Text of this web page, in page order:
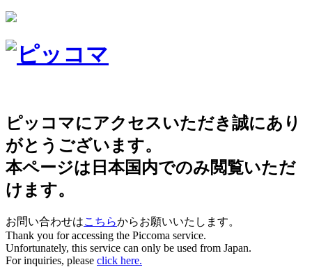
ピッコマにアクセスいただき誠にあり
がとうございます。
本ページは日本国内でのみ閲覧いただ
けます。
お問い合わせはこちらからお願いいたします。
Thank you for accessing the Piccoma service.
Unfortunately, this service can only be used from Japan.
For inquiries, please click here.